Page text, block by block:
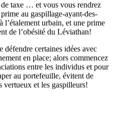
taxe … et vous vous rendrez
au gaspillage-ayant-des-
l’étalement urbain, et une prime
de l’obésité du Léviathan!
certaines idées avec
en place; alors commencez
entre les individus et pour
au portefeuille, évitent de
et les gaspilleurs!